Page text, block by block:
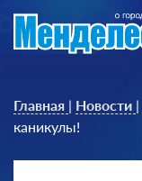
Главная | Новости |
каникулы!